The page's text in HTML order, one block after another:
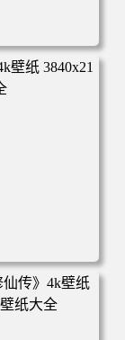
纸 治愈系 童
壁纸下载 壁
电